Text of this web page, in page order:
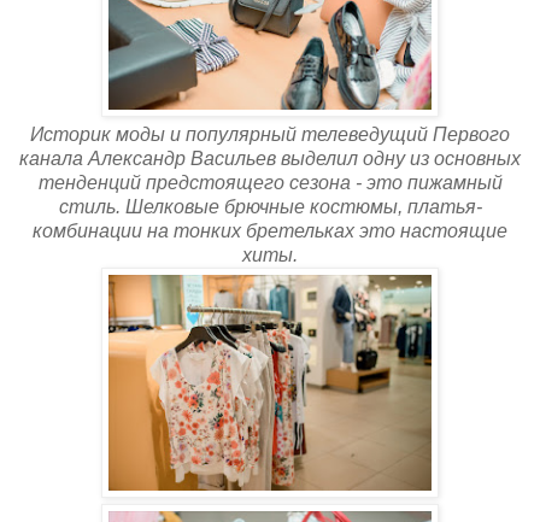
Историк моды и популярный телеведущий Первого
канала Александр Васильев выделил одну из основных
тенденций предстоящего сезона - это пижамный
стиль. Шелковые брючные костюмы, платья-
комбинации на тонких бретельках это настоящие
хиты.